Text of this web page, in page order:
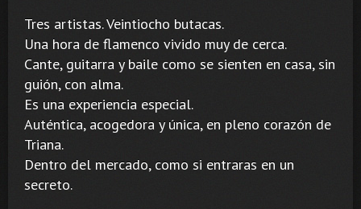
Tres artistas. Veintiocho butacas.
Una hora de flamenco vivido muy de cerca.
Cante, guitarra y baile como se sienten en casa, sin
guión, con alma.
Es una experiencia especial.
Auténtica, acogedora y única, en pleno corazón de
Triana.
Dentro del mercado, como si entraras en un
secreto.